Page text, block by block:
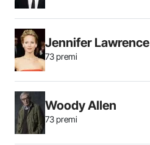
Jennifer Lawrence
73 premi
Woody Allen
73 premi